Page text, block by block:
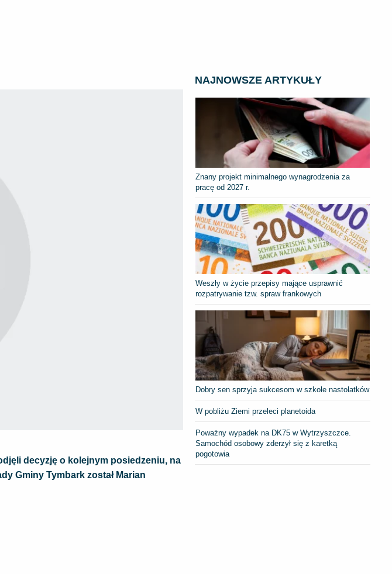
decyzję o kolejnym posiedzeniu, na
Gminy Tymbark został Marian
NAJNOWSZE ARTYKUŁY
Znany projekt minimalnego wynagrodzenia za
pracę od 2027 r.
Weszły w życie przepisy mające usprawnić
rozpatrywanie tzw. spraw frankowych
Dobry sen sprzyja sukcesom w szkole nastolatków
W pobliżu Ziemi przeleci planetoida
Poważny wypadek na DK75 w Wytrzyszczce.
Samochód osobowy zderzył się z karetką
pogotowia